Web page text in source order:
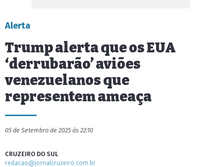
Alerta
Trump alerta que os EUA
‘derrubarão’ aviões
venezuelanos que
representem ameaça
05 de Setembro de 2025 às 22:10
CRUZEIRO DO SUL
redacao@jornalcruzeiro.com.br